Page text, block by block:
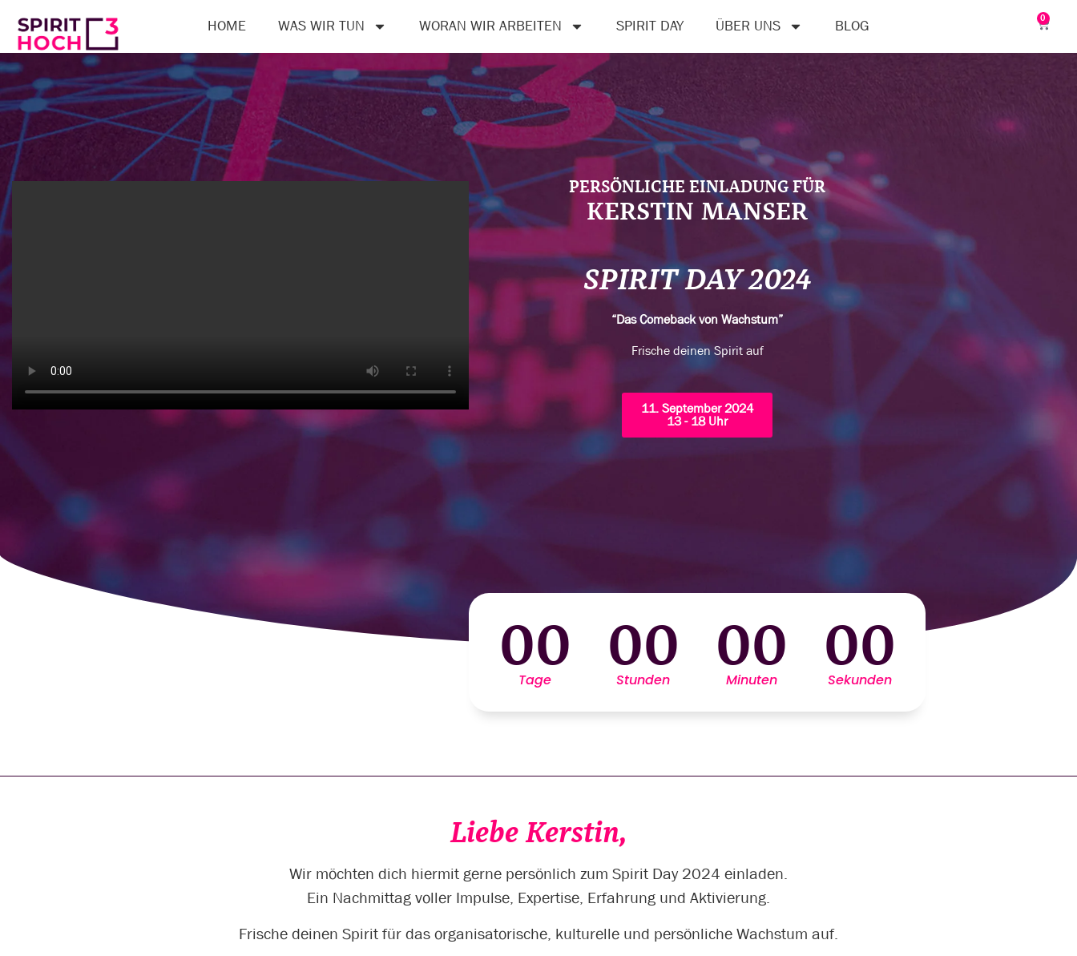
HOME WAS WIR TUN WORAN WIR ARBEITEN SPIRIT DAY ÜBER UNS BLOG 0
PERSÖNLICHE EINLADUNG FÜR
KERSTIN MANSER
SPIRIT DAY 2024
“Das Comeback von Wachstum”
Frische deinen Spirit auf
11. September 2024
13 - 18 Uhr
00
Tage
00
Stunden
00
Minuten
00
Sekunden
Liebe Kerstin,
Wir möchten dich hiermit gerne persönlich zum Spirit Day 2024 einladen.
Ein Nachmittag voller Impulse, Expertise, Erfahrung und Aktivierung.
Frische deinen Spirit für das organisatorische, kulturelle und persönliche Wachstum auf.